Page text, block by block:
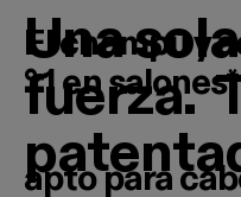
Una
fuerza.
El champú y
° 1 en salones*
Translation missing:
apto para